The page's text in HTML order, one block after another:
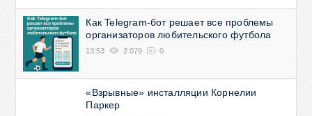
Как Telegram-бот решает все проблемы
организаторов любительского футбола
13:53 2 079 0
«Взрывные» инсталляции Корнелии
Паркер